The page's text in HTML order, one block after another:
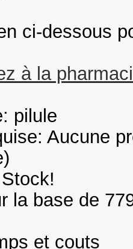
ci-dessous
à la
pilule
Aucune
la base de
et couts